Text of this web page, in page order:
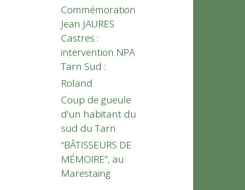
Commémoration
Jean JAURES
Castres :
intervention NPA
Tarn Sud :
Roland
Coup de gueule
d’un habitant du
sud du Tarn
“BÂTISSEURS DE
MÉMOIRE”, au
Marestaing